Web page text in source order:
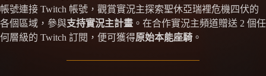
帳號連接 Twitch 帳號，觀賞實況主探索聖休亞瑞裡危機四伏的
各個區域，參與支持實況主計畫 。在合作實況主頻道贈送 2 個任
何層級的 Twitch 訂閱，便可獲得原始本能座騎 。